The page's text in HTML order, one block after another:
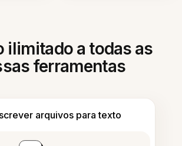
ilimitado a todas as
ferramentas
arquivos para texto